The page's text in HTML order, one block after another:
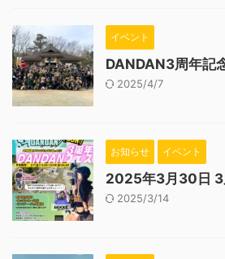
イベント
DANDAN3周年記
2025/4/7
お知らせ イベント
2025年3月30日 3
2025/3/14